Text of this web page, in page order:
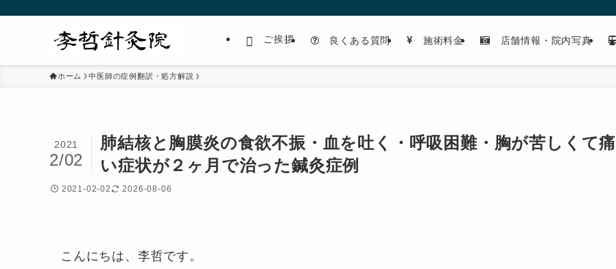
ご挨拶 良くある質問 施術料金 店舗情報・院内写真
ホーム 中医師の症例翻訳・処方解説
肺結核と胸膜炎の食欲不振・血を吐く・呼吸困難・胸が苦しくて痛
い症状が２ヶ月で治った鍼灸症例
2021
2/02
2021-02-02 2026-08-06
こんにちは、李哲です。